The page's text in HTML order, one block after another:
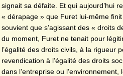
signait sa défaite. Et qui aujourd’hui
« dérapage » que Furet lui-même
souvient que s’agissant des « droits
du moment, Furet ne tenait pour
l’égalité des droits civils, à la rigueur
revendication à l’égalité des droits
dans l’entreprise ou